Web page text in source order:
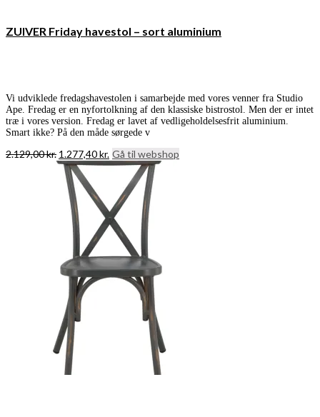
ZUIVER Friday havestol – sort aluminium
Vi udviklede fredagshavestolen i samarbejde med vores venner fra Studio
Ape. Fredag er en nyfortolkning af den klassiske bistrostol. Men der er intet
træ i vores version. Fredag er lavet af vedligeholdelsesfrit aluminium.
Smart ikke? På den måde sørgede v
2.129,00kr. Den
oprindelige
pris
var:
2.129,00 kr..
1.277,40kr. Den
aktuelle
1.277,40 kr..
Gå til webshop